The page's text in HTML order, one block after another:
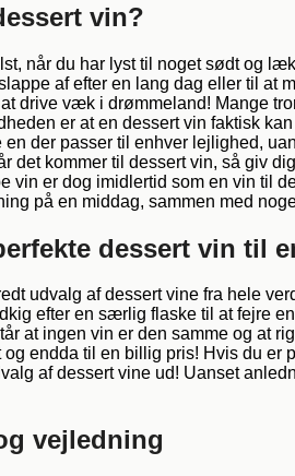
vin?
når du har lyst til noget sødt og
af efter en lang dag eller til
drive væk i drømmeland! Mange
er at en dessert vin faktisk
der passer til enhver lejlighed,
det kommer til dessert vin, så giv
vin er dog imidlertid som en vin til
på en middag, sammen med
dessert vin til
udvalg af dessert vine fra hele
efter en særlig flaske til at fejre
at ingen vin er den samme og at
endda til en billig pris! Hvis du
af dessert vine ud! Uanset
vejledning